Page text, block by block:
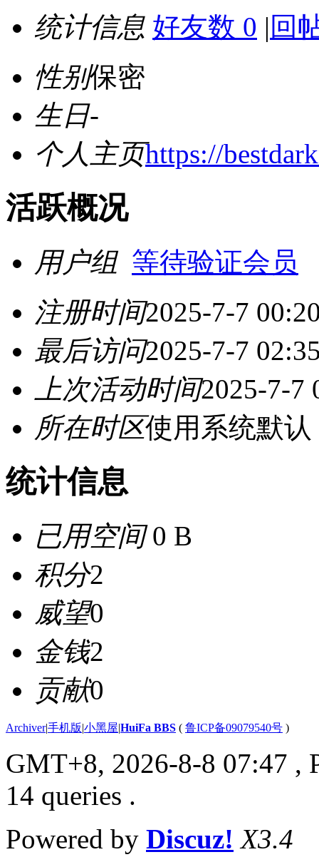
统计信息 好友数 0 | 回
性别保密
生日-
个人主页https://
活跃概况
用户组 等待验证会员
注册时间2025-7-7
最后访问2025-7-7
上次活动时间2025-7-7
所在时区使用系统默认
统计信息
已用空间0 B
积分2
威望0
金钱2
贡献0
Archiver|手机版|小黑屋|HuiFa BBS ( 鲁ICP备09079540号 )
GMT+8, 2026-8-8 07:47 ,
14 queries .
Powered by Discuz! X3.4